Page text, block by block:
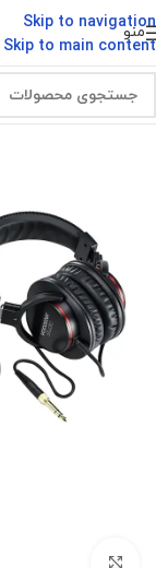
Skip to navigation
Skip to main content
منو